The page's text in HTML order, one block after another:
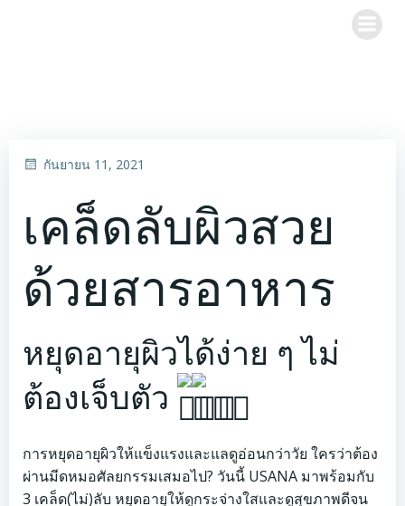
กันยายน 11, 2021
เคล็ดลับผิวสวย
ด้วยสารอาหาร
หยุดอายุผิวได้ง่าย ๆ ไม่
ต้องเจ็บตัว
การหยุดอายุผิวให้แข็งแรงและแลดูอ่อนกว่าวัย ใครว่าต้อง
ผ่านมีดหมอศัลยกรรมเสมอไป? วันนี้ USANA มาพร้อมกับ
3 เคล็ด(ไม่)ลับ หยุดอายุให้ดูกระจ่างใสและดูสุขภาพดีจน